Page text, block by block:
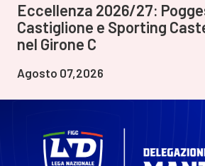
Eccellenza 2026/27:
Castiglione e Sporting
nel Girone C
Agosto 07,2026